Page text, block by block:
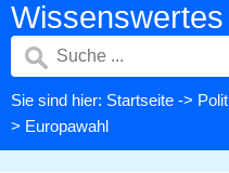
Wissenswertes
Sie sind hier: Startseite ->
> Europawahl